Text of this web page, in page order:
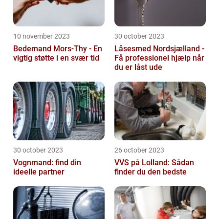
10 november 2023
Bedemand Mors-Thy - En
vigtig støtte i en svær tid
30 october 2023
Låsesmed Nordsjælland -
Få professionel hjælp når
du er låst ude
30 october 2023
Vognmand: find din
ideelle partner
26 october 2023
VVS på Lolland: Sådan
finder du den bedste